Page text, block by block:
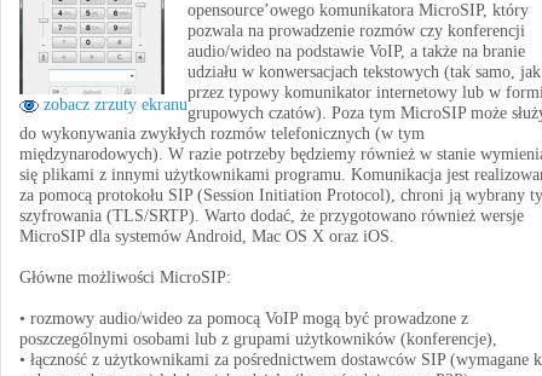
zobacz zrzuty ekranu
opensource’owego komunikatora MicroSIP, który
pozwala na prowadzenie rozmów czy konferencji
audio/wideo na podstawie VoIP, a także na branie
udziału w konwersacjach tekstowych (tak samo, jak
przez typowy komunikator internetowy lub w
grupowych czatów). Poza tym MicroSIP może
do wykonywania zwykłych rozmów telefonicznych (w tym
międzynarodowych). W razie potrzeby będziemy również w stanie
się plikami z innymi użytkownikami programu. Komunikacja jest
za pomocą protokołu SIP (Session Initiation Protocol), chroni ją wybrany
szyfrowania (TLS/SRTP). Warto dodać, że przygotowano również wersje
MicroSIP dla systemów Android, Mac OS X oraz iOS.
Główne możliwości MicroSIP:
• rozmowy audio/wideo za pomocą VoIP mogą być prowadzone z
poszczególnymi osobami lub z grupami użytkowników (konferencje),
• łączność z użytkownikami za pośrednictwem dostawców SIP (wymagane